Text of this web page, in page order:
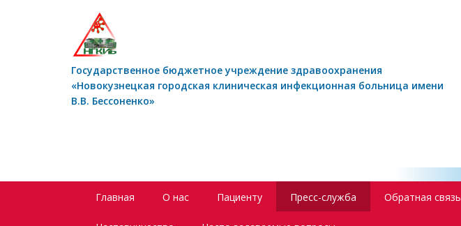
Государственное бюджетное учреждение здравоохранения
«Новокузнецкая городская клиническая инфекционная больница имени
В.В. Бессоненко»
Главная О нас Пациенту Пресс-служба Обратная связь